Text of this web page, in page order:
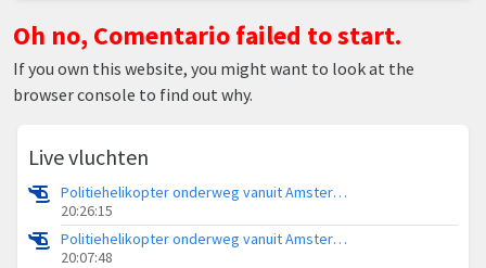
Oh no, Comentario failed to start.
If you own this website, you might want to look at the
browser console to find out why.
Live vluchten
Politiehelikopter onderweg vanuit Amsterdam Vliegveld Schiphol
20:26:15
Politiehelikopter onderweg vanuit Amsterdam Vliegveld Schiphol
20:07:48